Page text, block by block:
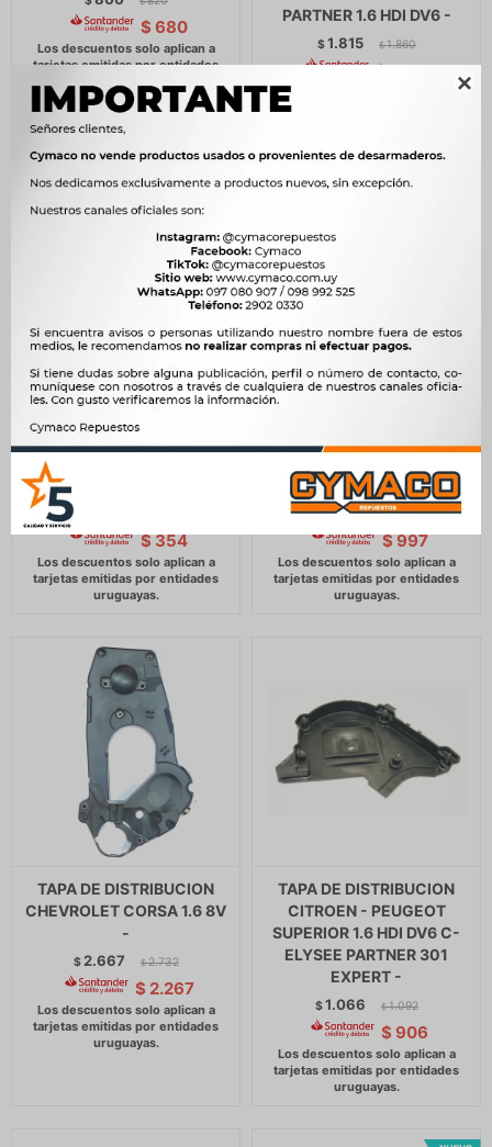

$ 680
PARTNER 1.6 HDI DV6 -
$1.815 $ 1.860
$1.543
TAPA DE DISTRIBUCION
PROTECTOR ARBOL DE
$354
VOLKSWAGEN INFERIOR
SAVEIRO AMAZON 1.6D -
$1.173 $ 1.202
$997
TAPA DE DISTRIBUCION
CHEVROLET CORSA 1.6 8V
-
$ 2.667 $ 2.732
$ 2.267
TAPA DE DISTRIBUCION
CITROEN - PEUGEOT
SUPERIOR 1.6 HDI DV6 C-
ELYSEE PARTNER 301
EXPERT -
$1.066 $ 1.092
$ 906